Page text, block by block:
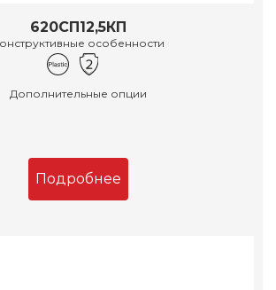
620СП12,5КП
особенности
Дополнительные опции
Подробнее